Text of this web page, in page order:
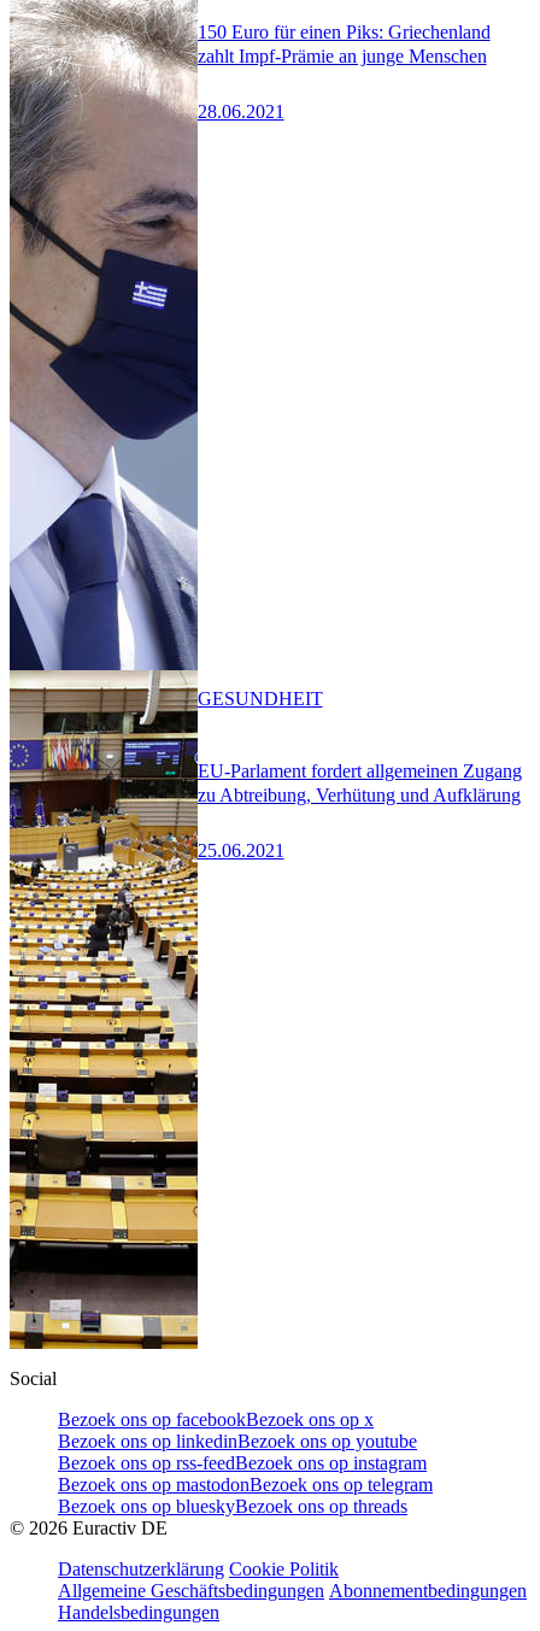
150 Euro für einen Piks: Griechenland
zahlt Impf-Prämie an junge Menschen
28.06.2021
EU-Parlament fordert allgemeinen Zugang
zu Abtreibung, Verhütung und Aufklärung
25.06.2021
GESUNDHEIT
Social
Bezoek ons op facebookBezoek ons op x
Bezoek ons op linkedinBezoek ons op youtube
Bezoek ons op rss-feedBezoek ons op instagram
Bezoek ons op mastodonBezoek ons op telegram
Bezoek ons op blueskyBezoek ons op threads
© 2026 Euractiv DE
Datenschutzerklärung Cookie Politik
Allgemeine Geschäftsbedingungen Abonnementbedingungen
Handelsbedingungen